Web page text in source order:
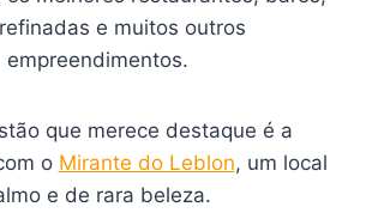
e muitos outros
empreendimentos.
que merece destaque é a
o Mirante do Leblon, um local
e de rara beleza.